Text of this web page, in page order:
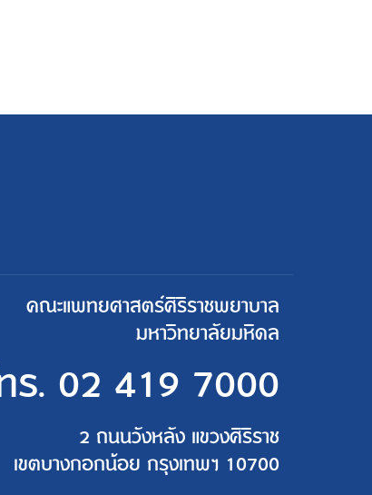
คณะแพทยศาสตร์ศิริราชพยาบาล
มหาวิทยาลัยมหิดล
ร. 02 419 7000
2 ถนนวังหลัง แขวงศิริราช
เขตบางกอกน้อย กรุงเทพฯ 10700